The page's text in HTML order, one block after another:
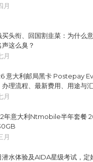
月
买头衔、回国割韭菜：为什么
声这么臭？
月
意大利邮局黑卡 Postepay
办理流程、最新费用、用途与
月
年意大利Ntmobile半年套餐
月
潜水体验及AIDA星级考试，定